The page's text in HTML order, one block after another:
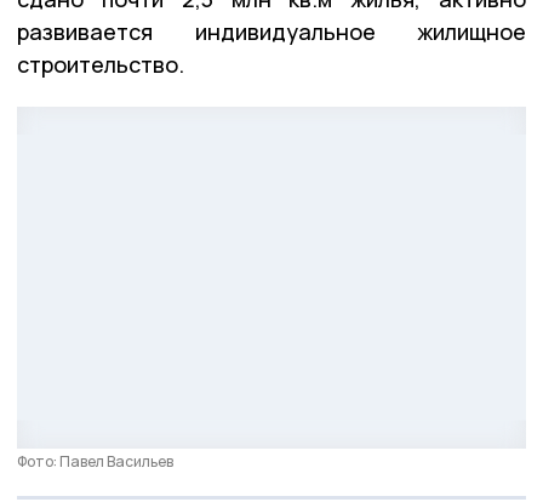
развивается индивидуальное жилищное
строительство.
Фото: Павел Васильев